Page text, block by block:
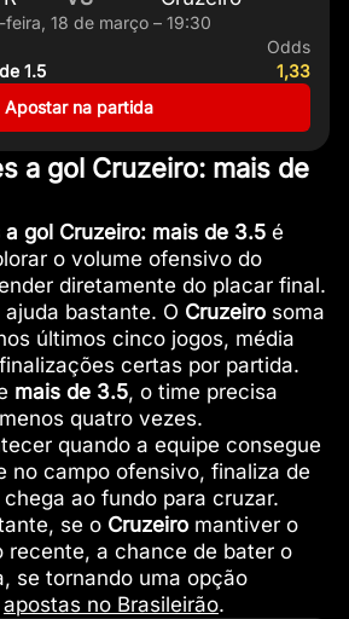
18 de março – 19:30
1.5
Odds
1,33
Apostar na partida
a gol Cruzeiro: mais de
gol Cruzeiro: mais de 3.5é
o volume ofensivo do
diretamente do placar final.
bastante. O Cruzeirosoma
últimos cinco jogos, média
certas por partida.
mais de 3.5, o time precisa
quatro vezes.
quando a equipe consegue
no campo ofensivo, finaliza de
ao fundo para cruzar.
se o Cruzeiromantiver o
recente, a chance de bater o
se tornando uma opção
apostas no Brasileirão.